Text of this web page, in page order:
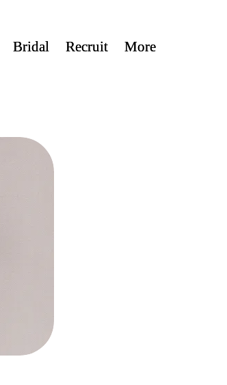
Bridal Recruit More
Bridal Recruit More